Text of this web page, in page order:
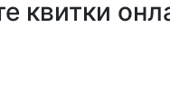
квитки